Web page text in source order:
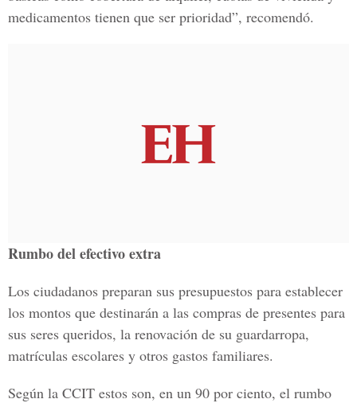
medicamentos tienen que ser prioridad”, recomendó.
Rumbo del efectivo extra
Los ciudadanos preparan sus presupuestos para establecer
los montos que destinarán a las compras de presentes para
sus seres queridos, la renovación de su guardarropa,
matrículas escolares y otros gastos familiares.
Según la CCIT estos son, en un 90 por ciento, el rumbo